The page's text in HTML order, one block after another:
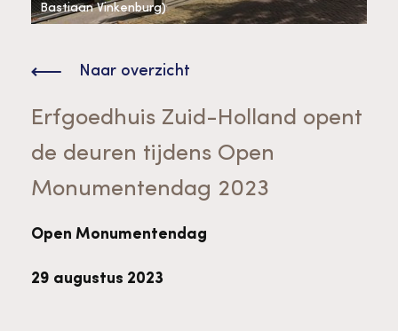
Ergoedvrijwilligersprijs
Downloads en nieuwsbrieven
Advies en ondersteuning voor
vrijwilligers
Aanvraagformulier
Onze medewerkers
Erfgoedhuis Zuid-Holland opent
de deuren tijdens Open
Monumentendag 2023
Open Monumentendag
29 augustus 2023
Naar overzicht
Bastiaan Vinkenburg)